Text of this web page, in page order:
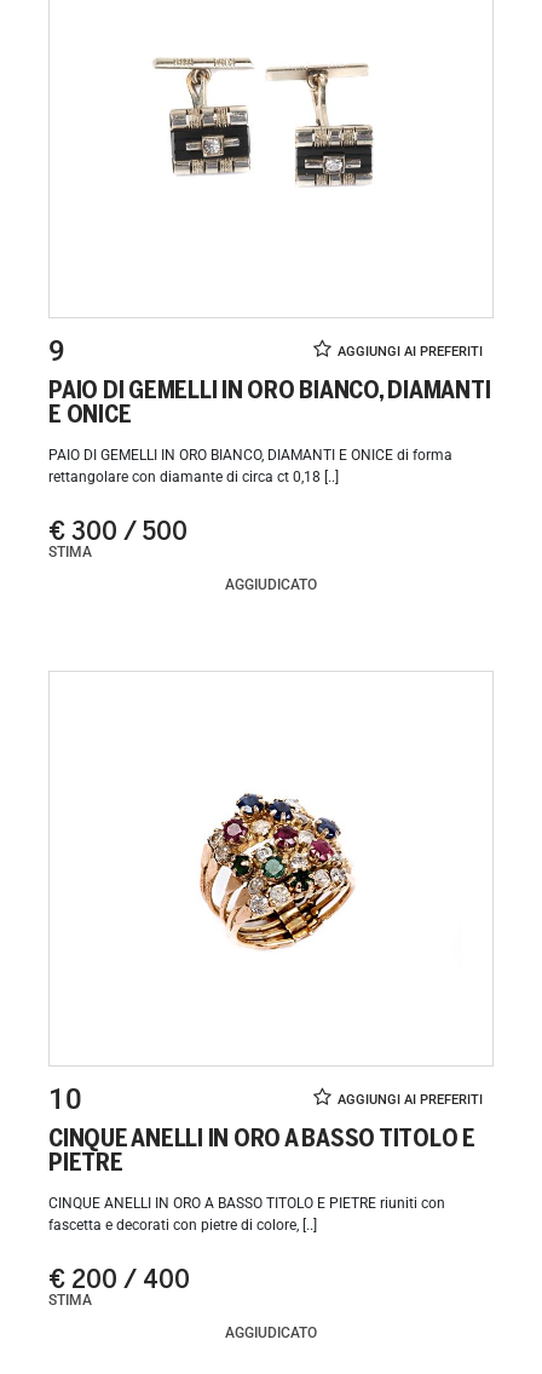
9
PAIO DI GEMELLI IN ORO BIANCO, DIAMANTI
E ONICE
PAIO DI GEMELLI IN ORO BIANCO, DIAMANTI E ONICE di forma
rettangolare con diamante di circa ct 0,18 [..]
€ 300 / 500
STIMA
AGGIUDICATO
10
CINQUE ANELLI IN ORO A BASSO TITOLO E
PIETRE
CINQUE ANELLI IN ORO A BASSO TITOLO E PIETRE riuniti con
fascetta e decorati con pietre di colore, [..]
€ 200 / 400
STIMA
AGGIUDICATO